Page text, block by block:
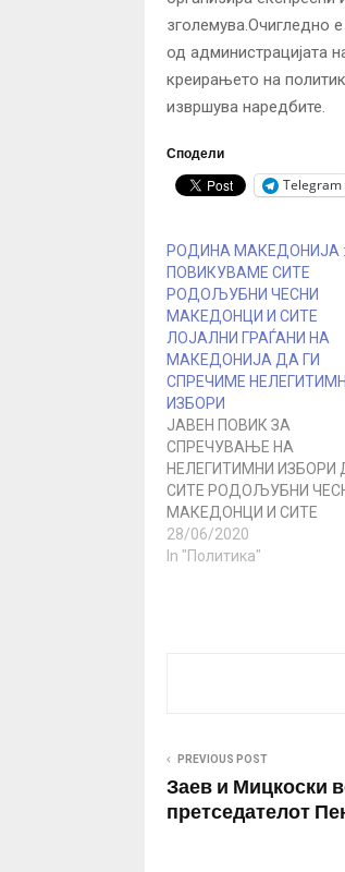
зголемува.Очигледно
од администрацијата
креирањето на
извршува наредбите.
Сподели
Telegram
РОДИНА МАКЕДОНИЈА :
ПОВИКУВАМЕ СИТЕ
РОДОЉУБНИ ЧЕСНИ
МАКЕДОНЦИ И СИТЕ
ЛОЈАЛНИ ГРАЃАНИ НА
МАКЕДОНИЈА ДА ГИ
СПРЕЧИМЕ
ИЗБОРИ
ЈАВЕН ПОВИК ЗА
СПРЕЧУВАЊЕ НА
НЕЛЕГИТИМНИ ИЗБОРИ
СИТЕ РОДОЉУБНИ
МАКЕДОНЦИ И СИТЕ
ЛОЈАЛНИ ГРАЃАНИ НА
МАКЕДОНИЈА
триесет години…
28/06/2020
In "Политика"
PREVIOUS POST
Заев и Мицкоски
претседателот